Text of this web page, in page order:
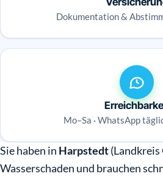
Dokumentation &
Mo–Sa · WhatsApp
Sie haben in Harpstedt
Wasserschaden und brauchen